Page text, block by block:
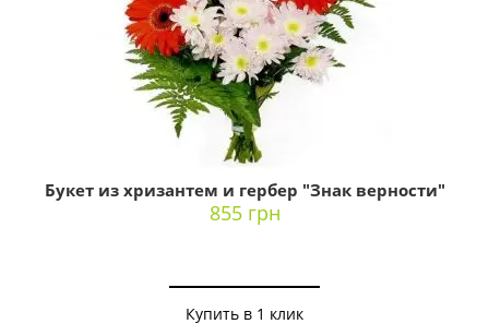
Букет из хризантем и гербер "Знак верности"
855 грн
Купить в 1 клик